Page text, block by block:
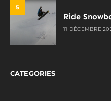
5
Ride
11 DÉCEMBRE
CATEGORIES